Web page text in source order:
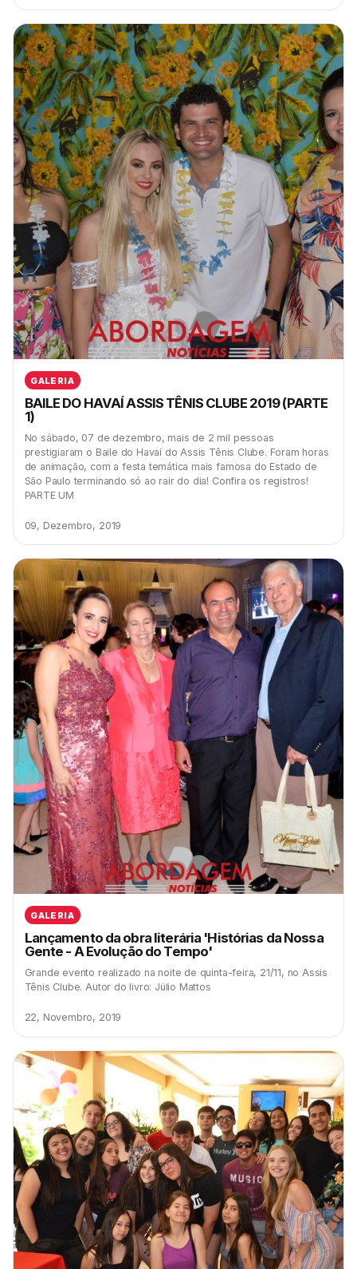
GALERIA
BAILE DO HAVAÍ ASSIS TÊNIS CLUBE 2019 (PARTE
1)
No sábado, 07 de dezembro, mais de 2 mil pessoas
prestigiaram o Baile do Havaí do Assis Tênis Clube. Foram horas
de animação, com a festa temática mais famosa do Estado de
São Paulo terminando só ao rair do dia! Confira os registros!
PARTE UM
09, Dezembro, 2019
GALERIA
Lançamento da obra literária 'Histórias da Nossa
Gente - A Evolução do Tempo'
Grande evento realizado na noite de quinta-feira, 21/11, no Assis
Tênis Clube. Autor do livro: Júlio Mattos
22, Novembro, 2019